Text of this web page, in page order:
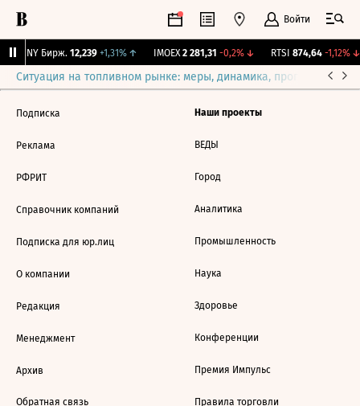
Войти
CNY Бирж. 12,239 +1,31%↑ IMOEX 2 281,31 -0,2%↓ RTSI 874,64 -1,12%↓
Ситуация на топливном рынке: меры, динамика, прогнозы
Подписка
Реклама
РФРИТ
Справочник компаний
Подписка для юр.лиц
О компании
Редакция
Менеджмент
Архив
Обратная связь
Наши проекты
ВЕДЫ
Город
Аналитика
Промышленность
Наука
Здоровье
Конференции
Премия Импульс
Правила торговли